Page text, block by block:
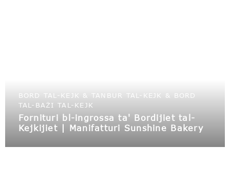
BORD TAL-KEJK & TANBUR TAL-KEJK & BORD
TAL-BAŻI TAL-KEJK
Fornituri bl-ingrossa ta' Bordijiet tal-
Kejkijiet | Manifatturi Sunshine Bakery
ingrossa, noffru tnabar u kaxxi tal-